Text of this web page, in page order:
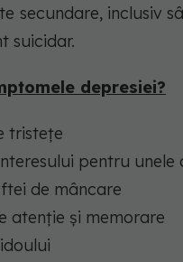
secundare, inclusiv
suicidar.
depresiei?
tristețe
pentru
de mâncare
atenție și memorare